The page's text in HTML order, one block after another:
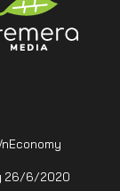
26/6/2020